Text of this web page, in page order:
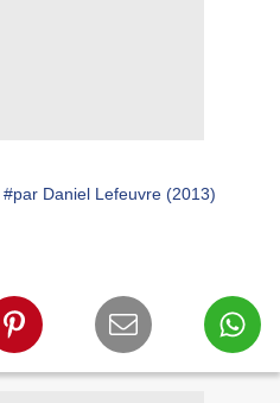
#par Daniel Lefeuvre (2013)